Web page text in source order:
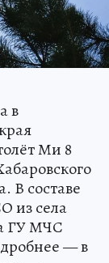
в
Ми 8
В составе
из села
ГУ МЧС
— в